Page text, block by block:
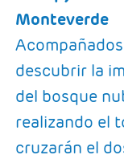
Monteverde
descubrir la
del bosque
realizando el
cruzarán el